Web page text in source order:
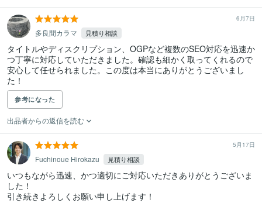
6月7日
多良間カラマ 見積り相談
タイトルやディスクリプション、OGPなど複数のSEO対応を迅速か
つ丁寧に対応していただきました。確認も細かく取ってくれるので
安心して任せられました。この度は本当にありがとうございまし
た！
参考になった
出品者からの返信を読む
5月17日
Fuchinoue Hirokazu 見積り相談
いつもながら迅速、かつ適切にご対応いただきありがとうございま
した！
引き続きよろしくお願い申し上げます！